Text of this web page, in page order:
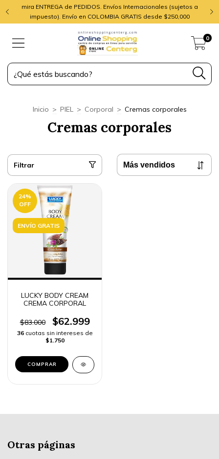
mira ENTREGA de PEDIDOS. Envíos Internacionales (sujetos a
impuesto). Envío en COLOMBIA GRATIS desde $250,000
0
Inicio > PIEL > Corporal > Cremas corporales
Cremas corporales
Filtrar
24%
OFF
ENVÍO GRATIS
LUCKY BODY CREAM
CREMA CORPORAL
$83.000 $62.999
36 cuotas sin intereses de
$1.750
COMPRAR
Otras páginas